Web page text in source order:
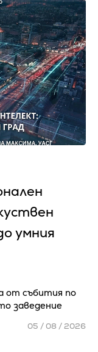
умния
от събития по
заведение
05 / 08 / 2026